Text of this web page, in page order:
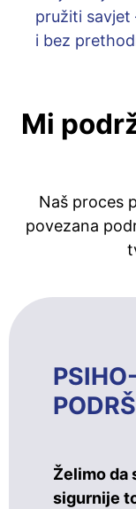
pružiti savjet
i bez
Mi
Naš proces
povezana
Želimo da
sigurnije